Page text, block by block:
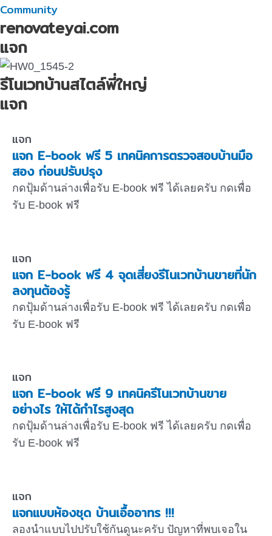
Community
renovateyai.com
แจก
รีโนเวทบ้านสไตล์พี่ใหญ่
แจก
แจก
แจก E-book ฟรี 5 เทคนิคการตรวจสอบบ้านมือ
สอง ก่อนปรับปรุง
กดปุ้มด้านล่างเพื่อรับ E-book ฟรี ได้เลยครับ กดเพื่อ
รับ E-book ฟรี
แจก
แจก E-book ฟรี 4 จุดเสี่ยงรีโนเวทบ้านขายที่นัก
ลงทุนต้องรู้
กดปุ้มด้านล่างเพื่อรับ E-book ฟรี ได้เลยครับ กดเพื่อ
รับ E-book ฟรี
แจก
แจก E-book ฟรี 9 เทคนิครีโนเวทบ้านขาย
อย่างไร ให้ได้กำไรสูงสุด
กดปุ้มด้านล่างเพื่อรับ E-book ฟรี ได้เลยครับ กดเพื่อ
รับ E-book ฟรี
แจก
แจกแบบห้องชุด บ้านเอื้ออาทร !!!
ลองนำแบบไปปรับใช้กันดูนะครับ ปัญหาที่พบเจอใน